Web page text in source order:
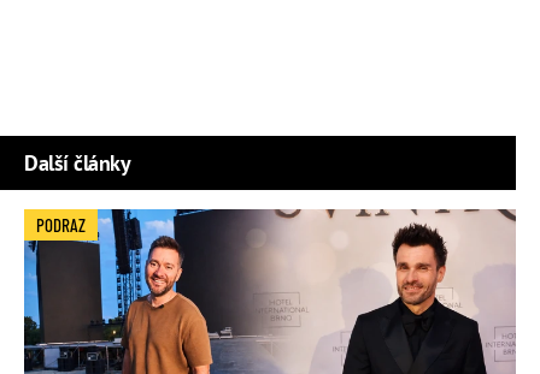
Další články
PODRAZ